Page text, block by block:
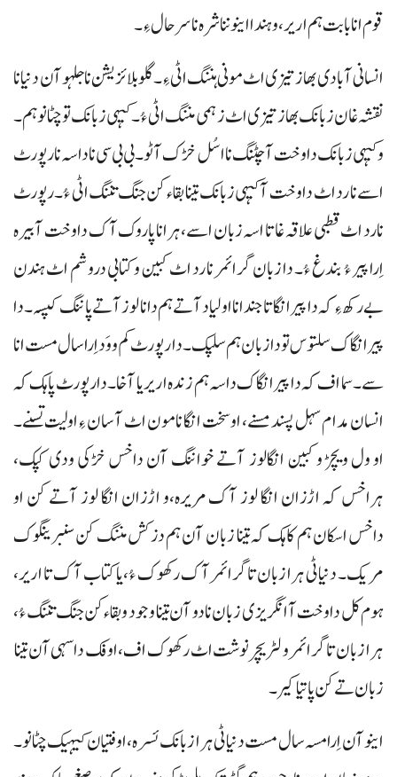
قوم انا بابت ہم اریر، و ہندا اینو ننا شرہ نا سرحال ءِ۔
انسانی آبادی بھاز تیزی اٹ مونی ہننگ اٹی ءِ۔ گلوبلائزیشن نا جلہو آن دنیا نا
نقشہ غان زبانک بھاز تیزی اٹ زہمی مننگ اٹی ءُ۔ کیہی زبانک تو چٹانو ہم۔
و کیہی زبانک دا وخت آ چٹنگ نا اسُل خڑک آٹو۔ بی بی سی نا داسہ نا رپورٹ
اسے نا رد اٹ دا وخت آ کیہی زبانک تینا بقاء کن جنگ تننگ اٹی ءُ۔ رپورٹ
نا رد اٹ قطبی علاقہ غاتا اسہ زبان اسے، ہرانا پاروک آک دا وخت آ بیرہ
اِرا پیر ءُ بندغ ءُ۔ دا زبان گرائمر نا رد اٹ کبین و کتابی دروشم اٹ ہندن
بے رکھ ءِ کہ دا پیر انگا تا جند انا اولیاد آتے ہم دانا لوز آتے پاننگ کپسہ۔ دا
پیر انگاک سلتوس تو دا زبان ہم سلپک۔ دا رپورٹ کم وو َد اِرا سال مست انا
سے۔ سما اف کہ دا پیر انگاک داسہ ہم زندہ اریر یا آخا۔ دا رپورٹ پاہک کہ
انسان مدام سہل پسند مسنے، او سخت انگا نا مون اٹ آسان ءِ اولیت تسنے۔
او ول ویچڑ و کبین انگالوز آتے خواننگ آن داخس خڑکی ودی کپک،
ہراخس کہ اڑزان انگا لوز آک مریرہ،و اڑزان انگا لوز آتے کن او
داخس اسکان ہم کاہک کہ تینا زبان آن ہم دزکش مننگ کن سنبرینگوک
مریک۔ دنیا ٹی ہرا زبان تا گرائمر آک رکھوک ءُ، یا کتاب آک تا اریر،
ہوم کل دا وخت آ انگریزی زبان نا دو آن تینا وجود و بقاء کن جنگ تننگ ءُ،
ہرا زبان تا گرائمر و لٹریچر نوشت اٹ رکھوک اف، اوفک داسہی آن تینا
زبان تے کن پاتیا کیر۔
اینو آن اِرا مسہ سال مست دنیا ٹی ہرا زبانک ئسرہ، اوفتیان کیہیک چٹانو۔